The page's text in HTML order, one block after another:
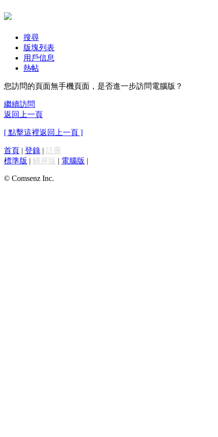
搜尋
版塊列表
用戶信息
熱帖
您訪問的頁面無手機頁面，是否進一步訪問電腦版？
繼續訪問
返回上一頁
[ 點擊這裡返回上一頁 ]
首頁 | 登錄 | 註冊
標準版 | 觸屏版 | 電腦版 |
© Comsenz Inc.